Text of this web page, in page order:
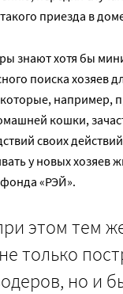
приезда в
знают хотя бы
поиска хозяев
например,
кошки,
своих
у новых хозяев
«РЭЙ».
этом тем
только
но и